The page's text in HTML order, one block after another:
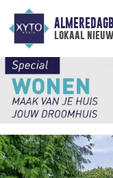
lokaal